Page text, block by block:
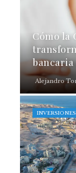
Cómo la
Alejandro